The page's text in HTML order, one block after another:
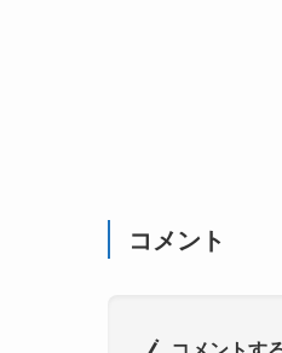
コメント